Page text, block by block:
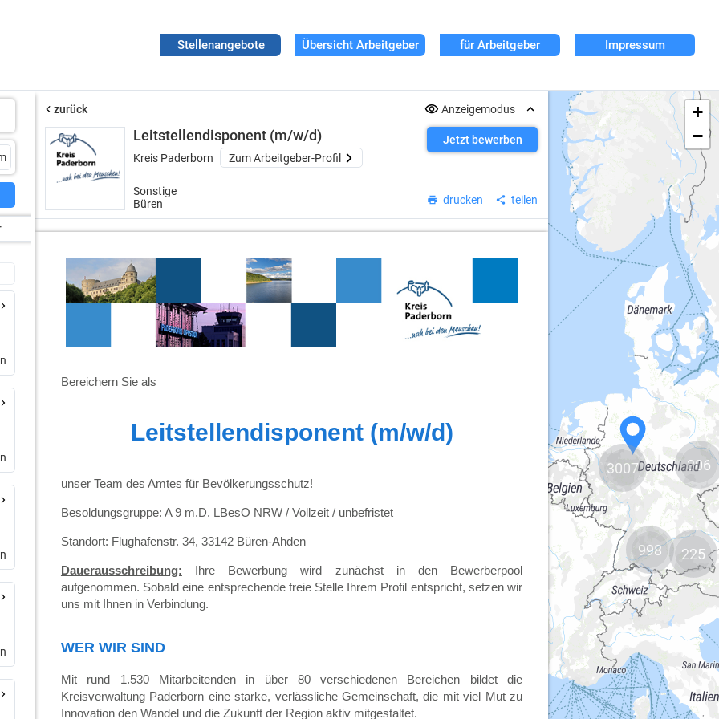
Stellenangebote Übersicht Arbeitgeber für Arbeitgeber Impressum
zurück Anzeigemodus
Leitstellendisponent (m/w/d)
Kreis Paderborn Zum Arbeitgeber-Profil
Sonstige
Büren
Jetzt bewerben
drucken teilen
3007
998
306
225
+
−